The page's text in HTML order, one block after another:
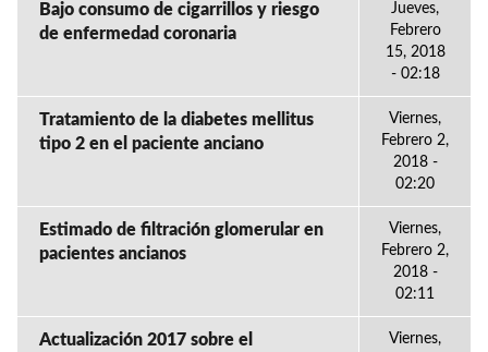
Bajo consumo de cigarrillos y riesgo
de enfermedad coronaria
Jueves,
Febrero
15, 2018
- 02:18
Tratamiento de la diabetes mellitus
tipo 2 en el paciente anciano
Viernes,
Febrero 2,
2018 -
02:20
Estimado de filtración glomerular en
pacientes ancianos
Viernes,
Febrero 2,
2018 -
02:11
Actualización 2017 sobre el
Viernes,